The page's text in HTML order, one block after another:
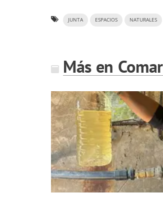
JUNTA ESPACIOS NATURALES
Más en